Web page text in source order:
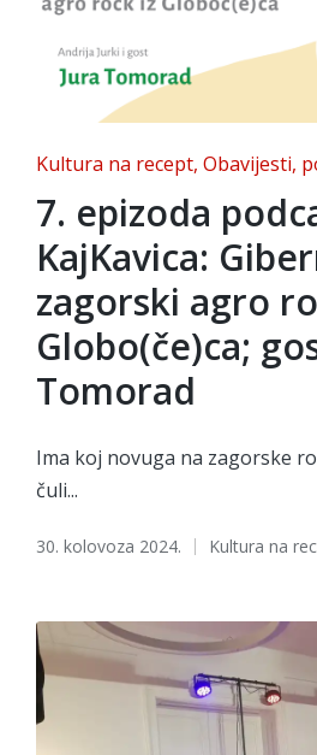
Posted
in
Kultura na recept Obavijesti
7. epizoda
KajKavica:
zagorski agro
Globo(če)ca;
Tomorad
Ima koj novuga na zagorske
čuli...
30. kolovoza 2024.
Tags: Kultura na